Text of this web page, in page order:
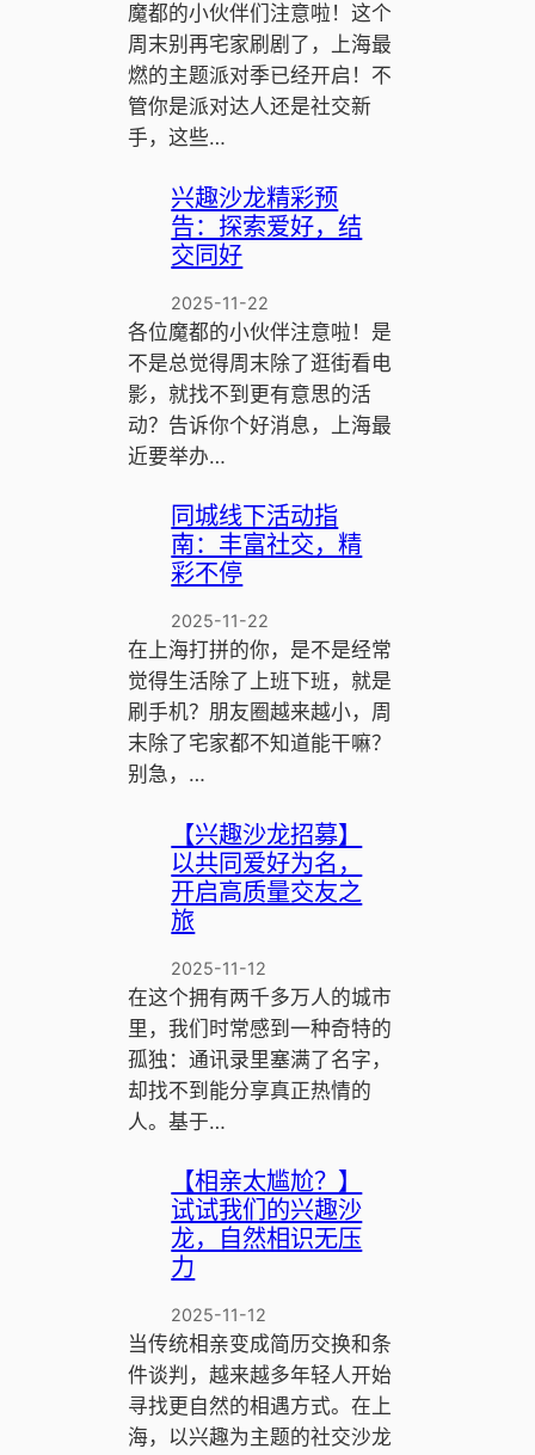
魔都的小伙伴们注意啦！这个
周末别再宅家刷剧了，上海最
燃的主题派对季已经开启！不
管你是派对达人还是社交新
手，这些…
兴趣沙龙精彩预
告：探索爱好，结
交同好
2025-11-22
各位魔都的小伙伴注意啦！是
不是总觉得周末除了逛街看电
影，就找不到更有意思的活
动？告诉你个好消息，上海最
近要举办…
同城线下活动指
南：丰富社交，精
彩不停
2025-11-22
在上海打拼的你，是不是经常
觉得生活除了上班下班，就是
刷手机？朋友圈越来越小，周
末除了宅家都不知道能干嘛？
别急，…
【兴趣沙龙招募】
以共同爱好为名，
开启高质量交友之
旅
2025-11-12
在这个拥有两千多万人的城市
里，我们时常感到一种奇特的
孤独：通讯录里塞满了名字，
却找不到能分享真正热情的
人。基于…
【相亲太尴尬？】
试试我们的兴趣沙
龙，自然相识无压
力
2025-11-12
当传统相亲变成简历交换和条
件谈判，越来越多年轻人开始
寻找更自然的相遇方式。在上
海，以兴趣为主题的社交沙龙